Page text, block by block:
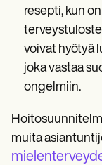
resepti, kun
voivat hyötyä
joka vastaa
ongelmiin.
muita